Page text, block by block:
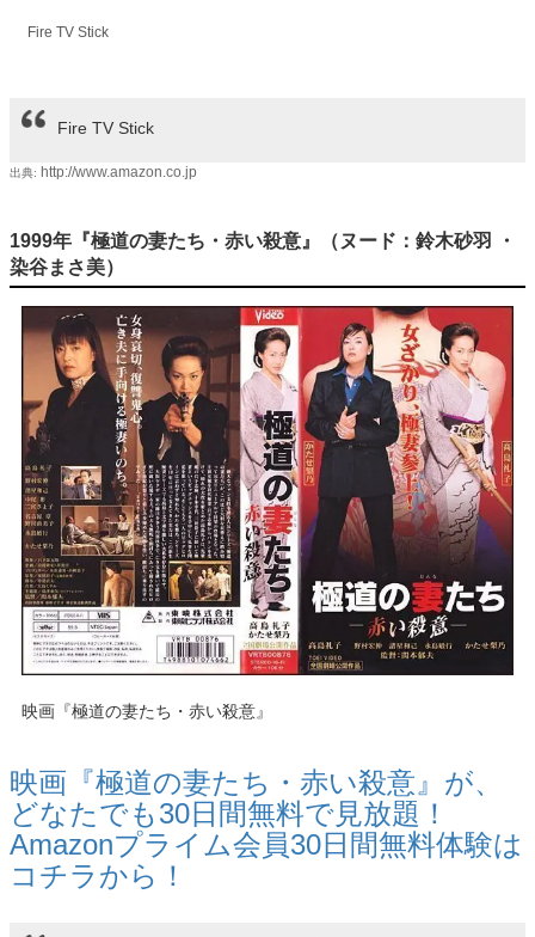
Fire TV Stick
Fire TV Stick
出典: http://www.amazon.co.jp
1999年『極道の妻たち・赤い殺意』（ヌード：鈴木砂羽 ・
染谷まさ美）
映画『極道の妻たち・赤い殺意』
映画『極道の妻たち・赤い殺意』が、
どなたでも30日間無料で見放題！
Amazonプライム会員30日間無料体験は
コチラから！